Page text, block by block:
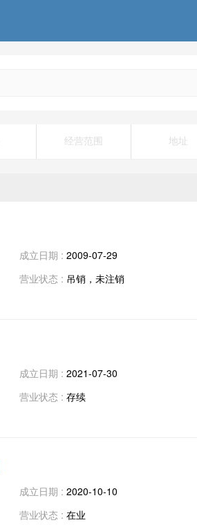
经营范围 地址
成立日期 : 2009-07-29
营业状态 : 吊销，未注销
成立日期 : 2021-07-30
营业状态 : 存续
成立日期 : 2020-10-10
营业状态 : 在业